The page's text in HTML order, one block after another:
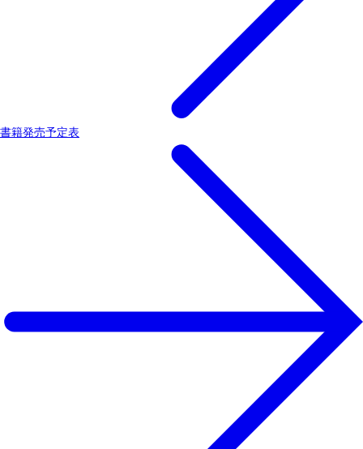
書籍発売予定表